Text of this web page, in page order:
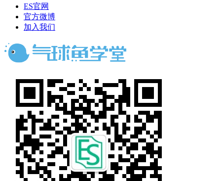
ES官网
官方微博
加入我们